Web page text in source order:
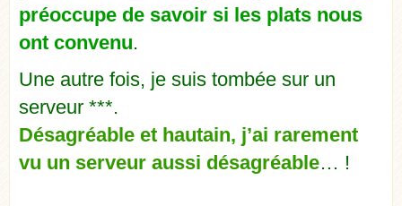
préoccupe de savoir si les plats nous
ont convenu.
Une autre fois, je suis tombée sur un
serveur ***.
Désagréable et hautain, j’ai rarement
vu un serveur aussi désagréable… !